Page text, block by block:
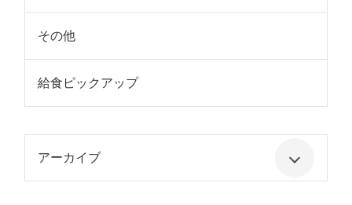
その他
給食ピックアップ
アーカイブ